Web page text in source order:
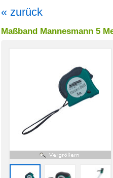
« zurück
Maßband Mannesmann 5